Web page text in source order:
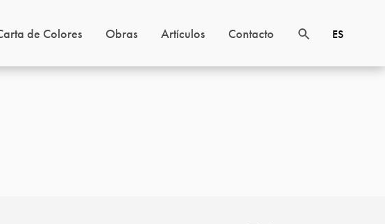
de Colores Obras Artículos Contacto ES